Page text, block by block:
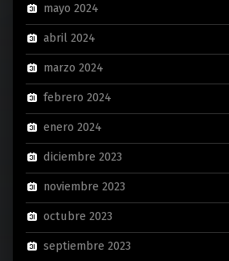
mayo 2024
abril 2024
marzo 2024
febrero 2024
enero 2024
diciembre 2023
noviembre 2023
octubre 2023
septiembre 2023